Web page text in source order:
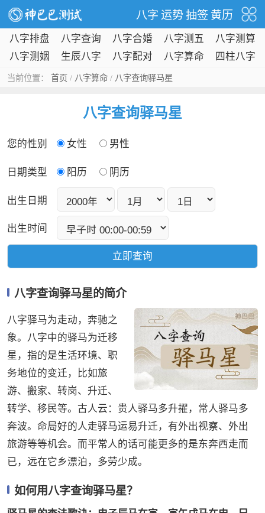
八字 运势 抽签 黄历
八字排盘 八字查询 八字合婚
八字测五
行
八字测算
八字测姻
生辰八字 八字配对 八字算命 四柱八字
当前位置： 首页 / 八字算命/ 八字查询驿马星
八字查询驿马星
您的性别 女性 男性
日期类型 阳历 阴历
出生日期
出生时间
八字查询驿马星的简介
八字驿马为走动，奔驰之
象。八字中的驿马为迁移
星，指的是生活环境、职
务地位的变迁，比如旅
游、搬家、转岗、升迁、
转学、移民等。古人云：贵人驿马多升擢，常人驿马多
奔波。命局好的人走驿马运易升迁，有外出视察、外出
旅游等等机会。而平常人的话可能更多的是东奔西走而
已，远在它乡漂泊，多劳少成。
如何用八字查询驿马星？